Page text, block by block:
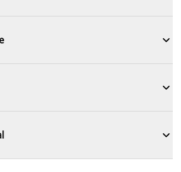


